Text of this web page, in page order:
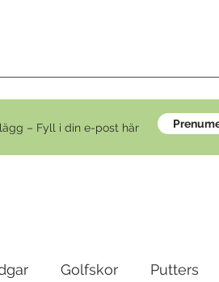
Golfskor Putters